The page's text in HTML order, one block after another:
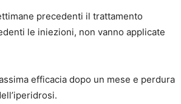
precedenti il trattamento
le iniezioni, non vanno applicate
efficacia dopo un mese e perdura